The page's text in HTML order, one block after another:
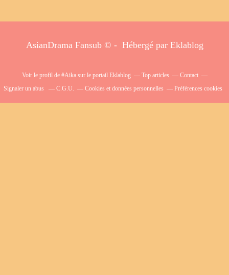
AsianDrama Fansub © - Hébergé par Eklablog
Voir le profil de #Aikasur le portail Eklablog Top articles
Contact
Signaler un abus
C.G.U. Cookies et données personnelles Préférences cookies